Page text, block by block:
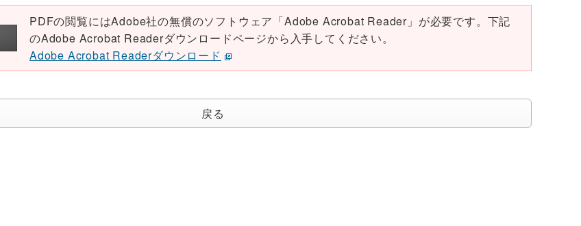
PDFの閲覧にはAdobe社の無償のソフトウェア「Adobe Acrobat Reader」が必要です。下記
のAdobe Acrobat Readerダウンロードページから入手してください。
Adobe Acrobat Readerダウンロード
戻る